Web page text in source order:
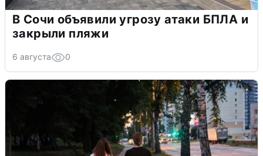
В Сочи объявили угрозу атаки БПЛА и
закрыли пляжи
6 августа 0